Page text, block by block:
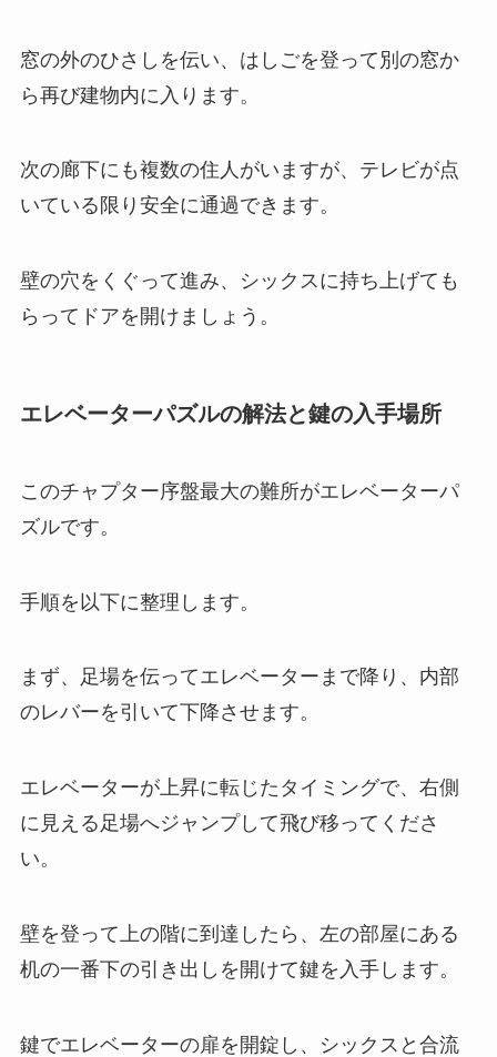
窓の外のひさしを伝い、はしごを登って別の窓か
ら再び建物内に入ります。
次の廊下にも複数の住人がいますが、テレビが点
いている限り安全に通過できます。
壁の穴をくぐって進み、シックスに持ち上げても
らってドアを開けましょう。
エレベーターパズルの解法と鍵の入手場所
このチャプター序盤最大の難所がエレベーターパ
ズルです。
手順を以下に整理します。
まず、足場を伝ってエレベーターまで降り、内部
のレバーを引いて下降させます。
エレベーターが上昇に転じたタイミングで、右側
に見える足場へジャンプして飛び移ってくださ
い。
壁を登って上の階に到達したら、左の部屋にある
机の一番下の引き出しを開けて鍵を入手します。
鍵でエレベーターの扉を開錠し、シックスと合流